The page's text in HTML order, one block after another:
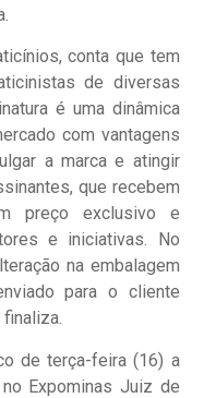
conta que tem
de diversas
é uma dinâmica
com vantagens
a marca e atingir
que recebem
preço exclusivo e
e iniciativas. No
na embalagem
para o cliente
de terça-feira (16) a
Expominas Juiz de